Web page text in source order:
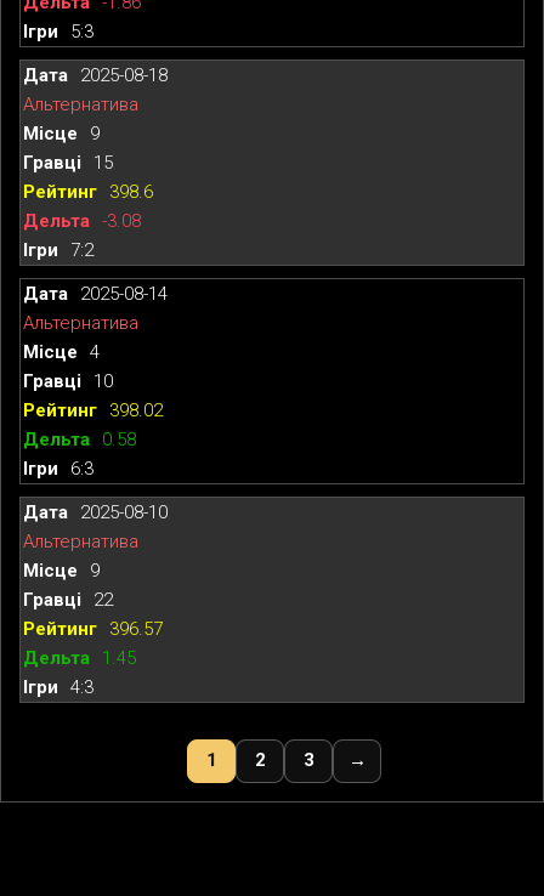
5:3
2025-08-18
Альтернатива
9
15
398.6
-3.08
7:2
2025-08-14
Альтернатива
4
10
398.02
0.58
6:3
2025-08-10
Альтернатива
9
22
396.57
1.45
4:3
1 2 3 →